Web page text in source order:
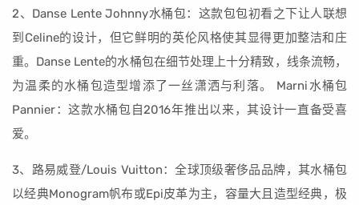
2、Danse Lente Johnny水桶包：这款包包初看之下让人联想
到Celine的设计，但它鲜明的英伦风格使其显得更加整洁和庄
重。Danse Lente的水桶包在细节处理上十分精致，线条流畅，
为温柔的水桶包造型增添了一丝潇洒与利落。 Marni水桶包
Pannier：这款水桶包自2016年推出以来，其设计一直备受喜
爱。
3、路易威登/Louis Vuitton：全球顶级奢侈品品牌，其水桶包
以经典Monogram帆布或Epi皮革为主，容量大且造型经典，极